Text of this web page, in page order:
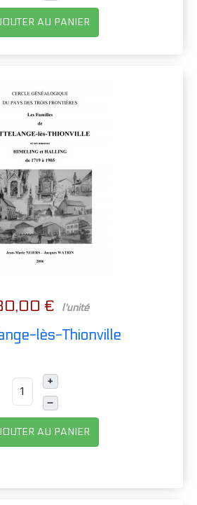
AU PANIER
€ l'unité
lès-Thionville
+
–
AU PANIER